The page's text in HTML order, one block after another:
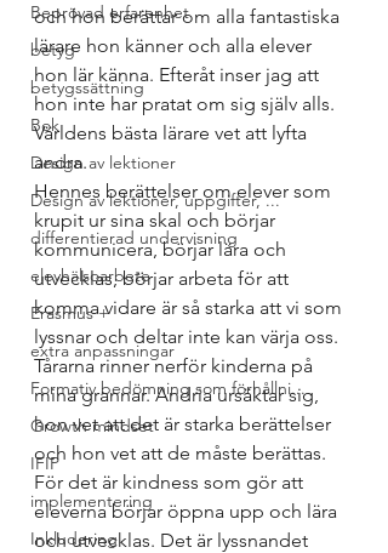
Beprövad erfarenhet
betyg
betygssättning
Bok
Design av lektioner
Design av lektioner, uppgifter, ...
differentierad undervisning
elevhälsoarbete
Erasmus +
extra anpassningar
Formativ bedömning som förhållni...
Growth mindset
IFIP
implementering
Inkludering
och hon berättar om alla fantastiska
lärare hon känner och alla elever
hon lär känna. Efteråt inser jag att
hon inte har pratat om sig själv alls.
Världens bästa lärare vet att lyfta
andra.
Hennes berättelser om elever som
krupit ur sina skal och börjar
kommunicera, börjar lära och
utvecklas, börjar arbeta för att
komma vidare är så starka att vi som
lyssnar och deltar inte kan värja oss.
Tårarna rinner nerför kinderna på
mina grannar. Andria ursäktar sig,
hon vet att det är starka berättelser
och hon vet att de måste berättas.
För det är kindness som gör att
eleverna börjar öppna upp och lära
och utvecklas. Det är lyssnandet